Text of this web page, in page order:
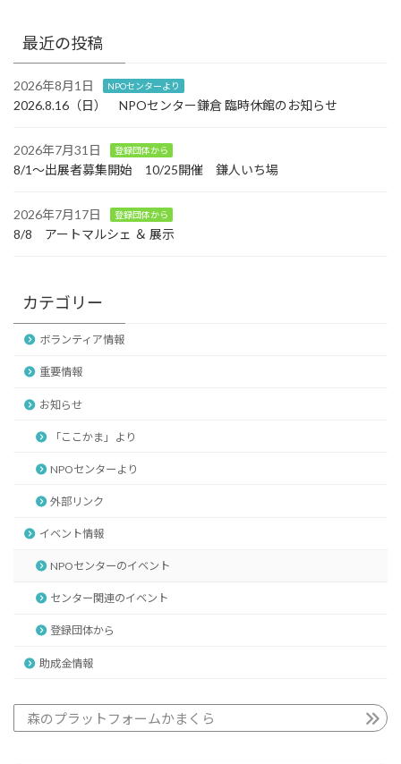
最近の投稿
2026年8月1日 NPOセンターより
2026.8.16（日） NPOセンター鎌倉 臨時休館のお知らせ
2026年7月31日 登録団体から
8/1～出展者募集開始 10/25開催 鎌人いち場
2026年7月17日 登録団体から
8/8 アートマルシェ ＆ 展示
カテゴリー
ボランティア情報
重要情報
お知らせ
「ここかま」より
NPOセンターより
外部リンク
イベント情報
NPOセンターのイベント
センター関連のイベント
登録団体から
助成金情報
森のプラットフォームかまくら